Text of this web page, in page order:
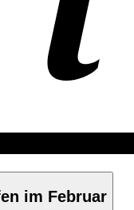
im Februar